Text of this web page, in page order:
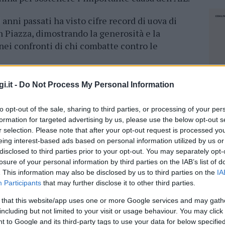
- Do Not Process My Personal Information
opt-out of the sale, sharing to third parties, or processing of your
for targeted advertising by us, please use the below opt-out
selection. Please note that after your opt-out request is processed
interest-based ads based on personal information utilized by us
to third parties prior to your opt-out. You may separately
of your personal information by third parties on the IAB’s list of
This information may also be disclosed by us to third parties on the
Participants that may further disclose it to other third parties.
that this website/app uses one or more Google services and may
but not limited to your visit or usage behaviour. You may
to Google and its third-party tags to use your data for below
passati ha visto cifre record di uova di
dimostrando la generosità e la
confronti di chi combatte contro le
instancabilmente per garantire che i
soli nella loro lotta contro la malattia.
della comunità, i ricercatori e i
importante lavoro di ricerca e assistenza.
è quello di vendere700 uova di
di La Maddalena e la collaborazione
in Piazza Umberto I nei giorni16 e 17
o al cioccolato.
conaziende localie produttori nazionali
legame stretto con il territorio e le sue